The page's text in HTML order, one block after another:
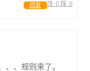
顶: 0 踩: 0
回复
、、规则来了。